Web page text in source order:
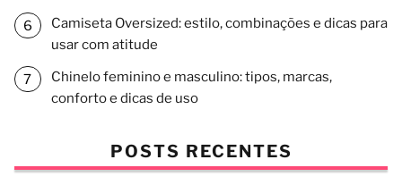
Camiseta Oversized: estilo, combinações e dicas para
usar com atitude
Chinelo feminino e masculino: tipos, marcas,
conforto e dicas de uso
POSTS RECENTES